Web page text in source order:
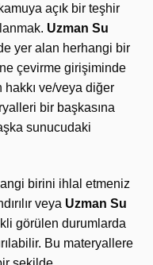
açık bir teşhir
Uzman Su
yer alan herhangi bir
çevirme girişiminde
ve/veya diğer
bir başkasına
sunucudaki
birini ihlal etmeniz
veya Uzman Su
görülen durumlarda
Bu materyallere